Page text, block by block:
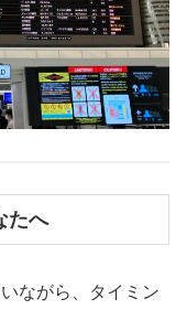
たへ
ながら、タイミン